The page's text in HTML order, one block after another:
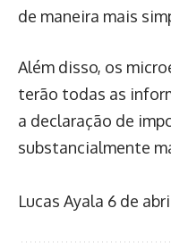
de maneira mais
Além disso, os
terão todas as
a declaração de
substancialmente
Lucas Ayala 6 de